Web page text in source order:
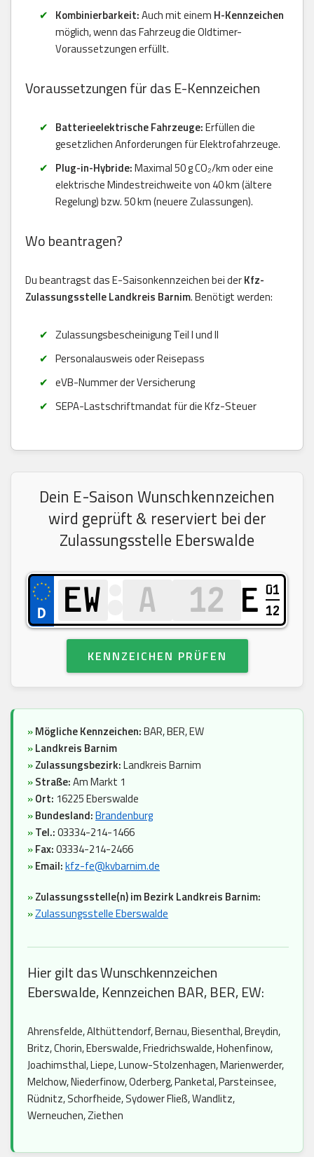
Kombinierbarkeit:Auch mit einem H-Kennzeichen
möglich, wenn das Fahrzeug die Oldtimer-
Voraussetzungen erfüllt.
Voraussetzungen für das E-Kennzeichen
Batterieelektrische Fahrzeuge:Erfüllen die
gesetzlichen Anforderungen für Elektrofahrzeuge.
Plug-in-Hybride:Maximal 50 g CO₂/km oder eine
elektrische Mindestreichweite von 40 km (ältere
Regelung) bzw. 50 km (neuere Zulassungen).
Wo beantragen?
Du beantragst das E-Saisonkennzeichen bei derKfz-
Zulassungsstelle Landkreis Barnim. Benötigt werden:
Zulassungsbescheinigung Teil I und II
Personalausweis oder Reisepass
eVB-Nummer der Versicherung
SEPA-Lastschriftmandat für die Kfz-Steuer
Dein E-Saison Wunschkennzeichen
wird geprüft & reserviert bei der
Zulassungsstelle Eberswalde
E 01
12
KENNZEICHEN PRÜFEN
»Mögliche Kennzeichen:BAR, BER, EW
»Landkreis Barnim
»Zulassungsbezirk:Landkreis Barnim
»Straße:Am Markt 1
»Ort: 16225 Eberswalde
»Bundesland:Brandenburg
»Tel.:03334-214-1466
»Fax:03334-214-2466
»Email:kfz-fe@kvbarnim.de
»Zulassungsstelle(n) im Bezirk Landkreis Barnim:
»Zulassungsstelle Eberswalde
Hier gilt das Wunschkennzeichen
Eberswalde, Kennzeichen BAR, BER, EW:
Ahrensfelde, Althüttendorf, Bernau, Biesenthal, Breydin,
Britz, Chorin, Eberswalde, Friedrichswalde, Hohenfinow,
Joachimsthal, Liepe, Lunow-Stolzenhagen, Marienwerder,
Melchow, Niederfinow, Oderberg, Panketal, Parsteinsee,
Rüdnitz, Schorfheide, Sydower Fließ, Wandlitz,
Werneuchen, Ziethen